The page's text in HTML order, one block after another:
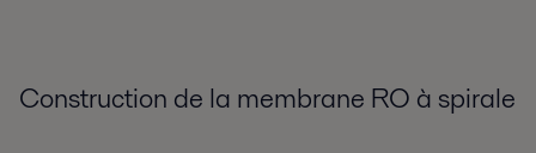
Construction de la membrane RO à spirale